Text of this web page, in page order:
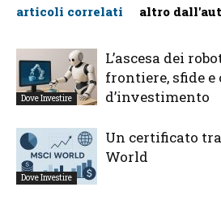
articoli correlati altro
Dove Investire
L’ascesa dei
frontiere, sfide
d’investimento
Dove Investire
Un certificato
World